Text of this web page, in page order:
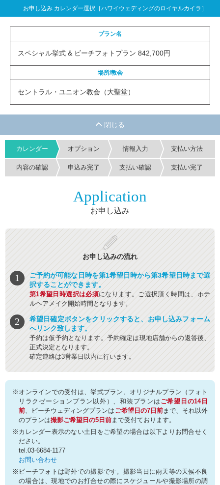
お申し込み カレンダー選択［ハワイウェディングのロイヤルカイラ］
プラン名
スペシャル挙式 & ビーチフォトプラン 842,700円
場所/教会
セントラル・ユニオン教会（大聖堂）
カレンダー オプション 情報入力 支払い方法
内容の確認 申込み完了 支払い確認 支払い完了
Application
お申し込み
お申し込みの流れ
ご予約が可能な日時を第1希望日時から第3希望日時まで選
択することができます。
第1希望日時選択は必須になります。ご選択頂く時間は、ホテ
ルヘアメイク開始時間となります。
希望日確定ボタンをクリックすると、お申し込みフォーム
へリンク致します。
予約は仮予約となります。予約確定は現地店舗からの返答後、
正式決定となります。
確定連絡は3営業日以内に行います。
※オンラインでの受付は、挙式プラン、オリジナルプラン（フォト
リラクゼーションプラン以外）、和装プランは ご希望日の14日
前、ビーチウェディングプランは ご希望日の7日前まで、それ以外
のプランは撮影ご希望日の5日前まで受付ております。
※カレンダー表示のない土日をご希望の場合は以下よりお問合せく
ださい。
tel.03-6684-1177
お問い合わせ
※ビーチフォトは野外での撮影です。撮影当日に雨天等の天候不良
の場合は、現地でのお打合せの際にスケジュールや撮影場所の調